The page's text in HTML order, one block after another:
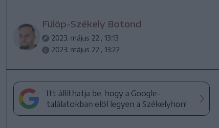
Fülöp-Székely Botond
2023. május 22., 13:13
2023. május 22., 13:22
Itt állíthatja be, hogy a Google-
találatokban elöl legyen a Székelyhon!